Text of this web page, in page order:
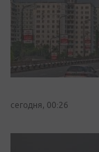
сегодня, 00:26